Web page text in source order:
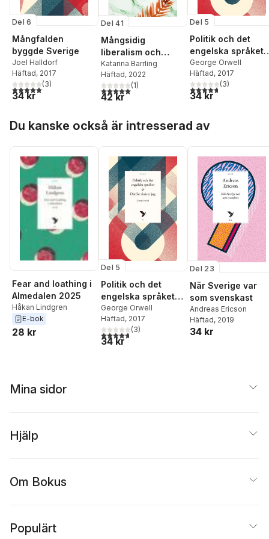
Blom
,Anna-Lena
Lodenius,Karin
Helander,Jan
Lumholdt , Åsa Nilsonne
Del 6
Mångfalden
byggde Sverige
Joel Halldorf
Häftad, 2017
5,0utav 5 stjärnor. Totalt antal röster:
(3)
34 kr
Del 41
Mångsidig
liberalism och
undflyende
konservatism
Katarina Barrling
Häftad, 2022
5,0utav 5 stjärnor. Totalt antal röster:
(1)
42 kr
Del 5
Politik och det
engelska språket
Därför skriver jag
George Orwell
Häftad, 2017
4,7utav 5 stjärnor.
(3)
34 kr
Du kanske också är intresserad av
Fear and loathing i
Almedalen 2025
Håkan Lindgren
E-bok
28 kr
Del 5
Politik och det
engelska språket &
Därför skriver jag
George Orwell
Häftad, 2017
4,7utav 5 stjärnor. Totalt antal röster:
(3)
34 kr
Del 23
När Sverige var
som svenskast
Andreas Ericson
Häftad, 2019
34 kr
Mina sidor
Hjälp
Om Bokus
Populärt